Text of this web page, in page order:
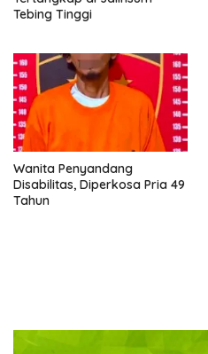
Tebing Tinggi
Wanita Penyandang
Disabilitas, Diperkosa Pria 49
Tahun